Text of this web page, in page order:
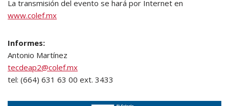
La transmisión del evento se hará por Internet en
www.colef.mx
Informes:
Antonio Martínez
tecdeap2@colef.mx
tel: (664) 631 63 00 ext. 3433